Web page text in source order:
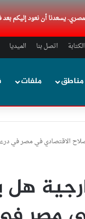
يسعدنا أن نعود
اتصل بنا الميديا
مناطق ملفات
الاقتصادي في مصر في درء